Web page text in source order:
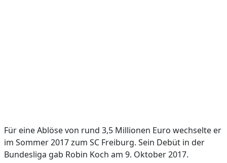
Für eine Ablöse von rund 3,5 Millionen Euro wechselte er
im Sommer 2017 zum SC Freiburg. Sein Debüt in der
Bundesliga gab Robin Koch am 9. Oktober 2017.